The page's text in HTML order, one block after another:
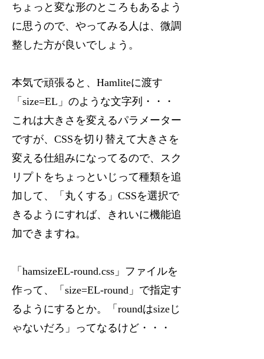
ちょっと変な形のところもあるよう
に思うので、やってみる人は、微調
整した方が良いでしょう。
本気で頑張ると、Hamliteに渡す
「size=EL」のような文字列・・・
これは大きさを変えるパラメーター
ですが、CSSを切り替えて大きさを
変える仕組みになってるので、スク
リプトをちょっといじって種類を追
加して、「丸くする」CSSを選択で
きるようにすれば、きれいに機能追
加できますね。
「hamsizeEL-round.css」ファイルを
作って、「size=EL-round」で指定す
るようにするとか。「roundはsizeじ
ゃないだろ」ってなるけど・・・